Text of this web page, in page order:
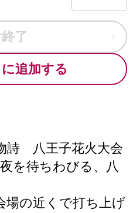
了
追加する
詩 八王子花火大会
を待ちわびる、八
場の近くで打ち上げ